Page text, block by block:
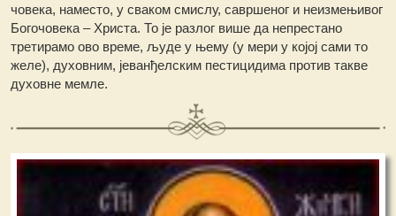
човека, наместо, у сваком смислу, савршеног и неизмењивог
Богочовека – Христа. То је разлог више да непрестано
третирамо ово време, људе у њему (у мери у којој сами то
желе), духовним, јеванђелским пестицидима против такве
духовне мемле.